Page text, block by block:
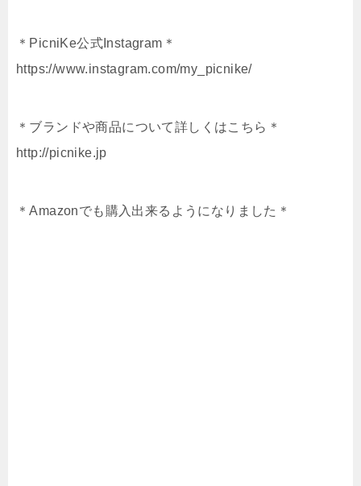
＊PicniKe公式Instagram＊
https://www.instagram.com/my_picnike/
＊ブランドや商品について詳しくはこちら＊
http://picnike.jp
＊Amazonでも購入出来るようになりました＊